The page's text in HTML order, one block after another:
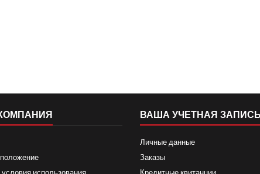
ВАША УЧЕТНАЯ ЗАПИСЬ
Личные данные
Заказы